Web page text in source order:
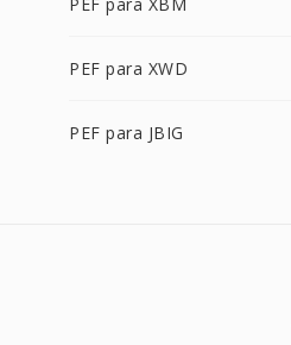
PEF para XWD
PEF para JBIG